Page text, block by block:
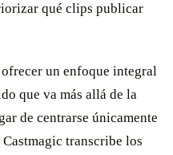
qué clips publicar
un enfoque integral
que va más allá de la
de centrarse únicamente
transcribe los